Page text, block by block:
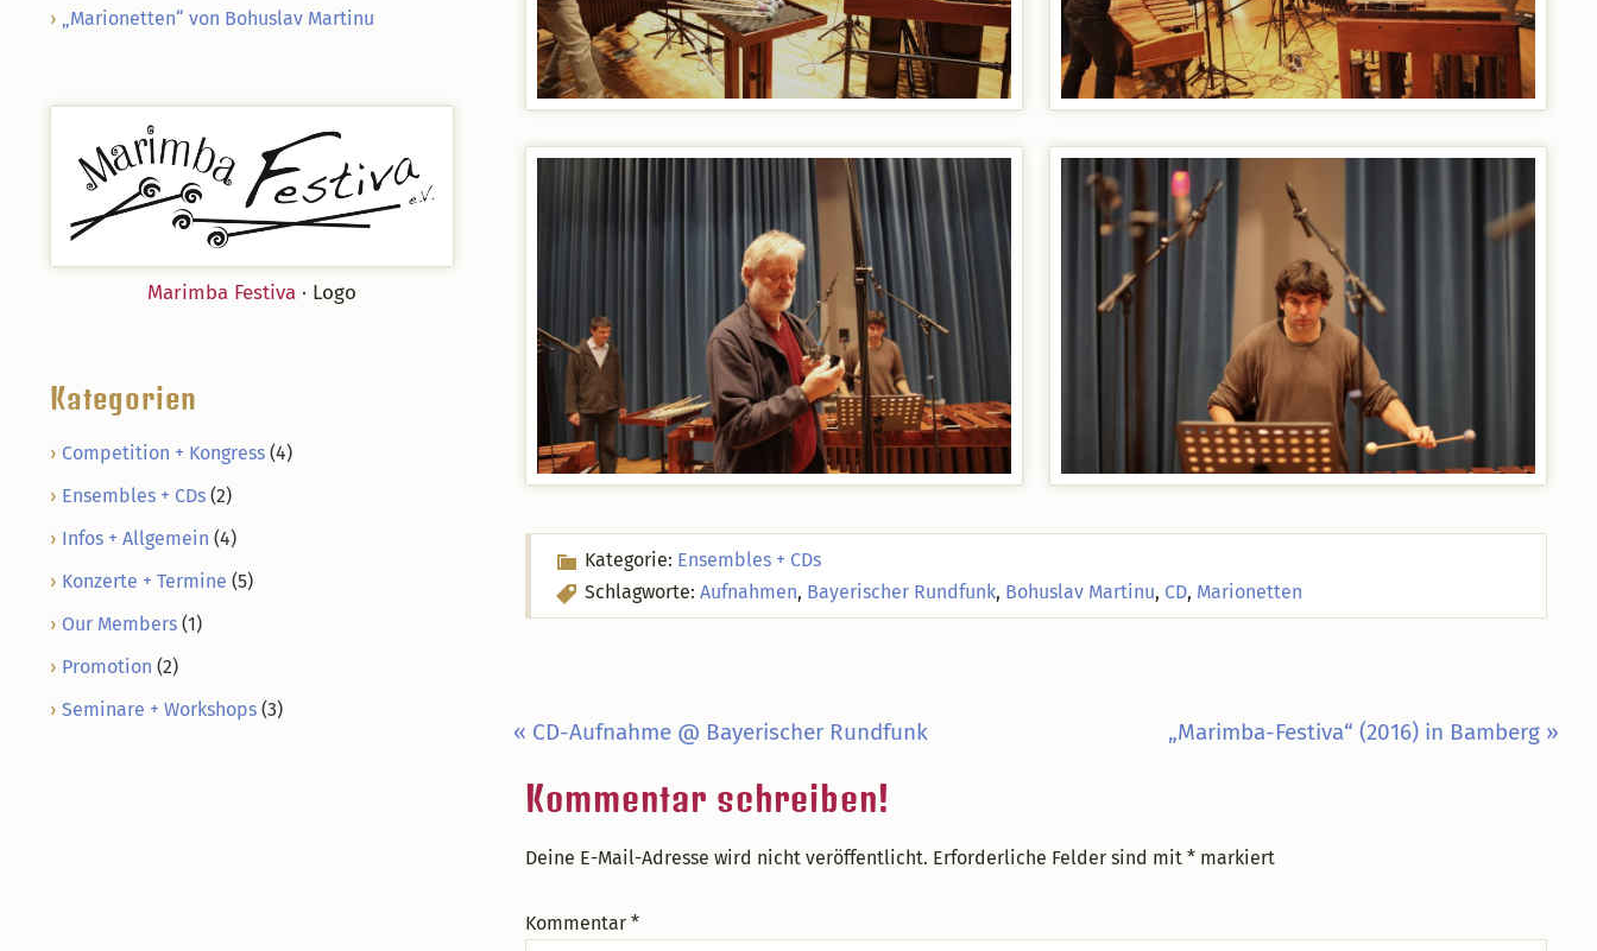
Kategorie: Ensembles + CDs
Schlagworte: Aufnahmen, Bayerischer Rundfunk, Bohuslav Martinu, CD, Marionetten
Vorheriger
« CD-Aufnahme @ Bayerischer Rundfunk
Nächster
„Marimba-Festiva“ (2016) in Bamberg »
Leser-
Interaktionen
Kommentar schreiben!
Deine E-Mail-Adresse wird nicht veröffentlicht. Erforderliche Felder sind mit * markiert
Kommentar *
„Marionetten“ von Bohuslav Martinu
Marimba Festiva · Logo
Kategorien
Competition + Kongress (4)
Ensembles + CDs (2)
Infos + Allgemein (4)
Konzerte + Termine (5)
Our Members (1)
Promotion (2)
Seminare + Workshops (3)